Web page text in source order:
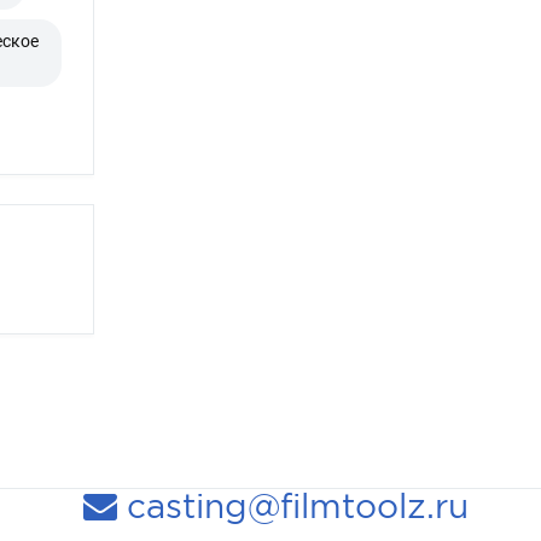
casting@filmtoolz.ru